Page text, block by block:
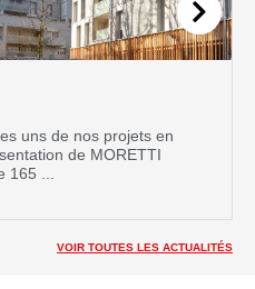
uns de nos projets en
de MORETTI
165 ...
VOIR TOUTES LES ACTUALITÉS